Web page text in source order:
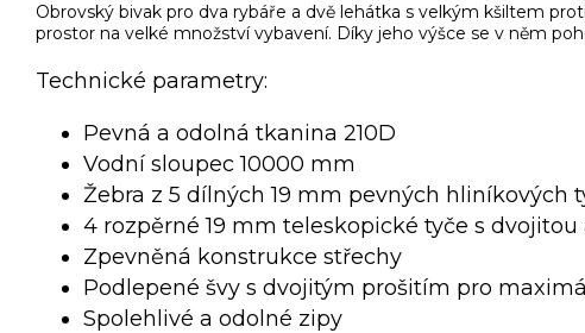
Obrovský bivak pro dva rybáře a dvě lehátka s velkým kšiltem
prostor na velké množství vybavení. Díky jeho výšce se v něm
Technické parametry:
Pevná a odolná tkanina 210D
Vodní sloupec 10000 mm
Žebra z 5 dílných 19 mm pevných hliníkových
4 rozpěrné 19 mm teleskopické tyče s dvojitou
Zpevněná konstrukce střechy
Podlepené švy s dvojitým prošitím pro
Spolehlivé a odolné zipy